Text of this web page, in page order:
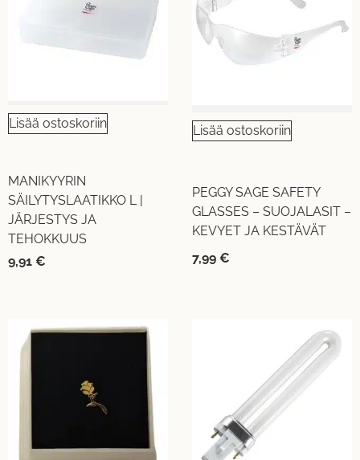
Lisää ostoskoriin
MANIKYYRIN
SÄILYTYSLAATIKKO L |
JÄRJESTYS JA
TEHOKKUUS
9,91 €
Lisää ostoskoriin
PEGGY SAGE SAFETY
GLASSES – SUOJALASIT –
KEVYET JA KESTÄVÄT
7,99 €